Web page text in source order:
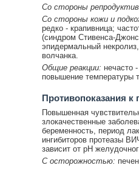
Со стороны
Со стороны кожи и
редко - крапивница;
(синдром Стивенса-
эпидермальный
волчанка.
Общие реакции: нечасто
повышение температуры
Противопоказания
Повышенная
злокачественные
беременность, период
ингибиторов протеазы
зависит от pH
С осторожностью: